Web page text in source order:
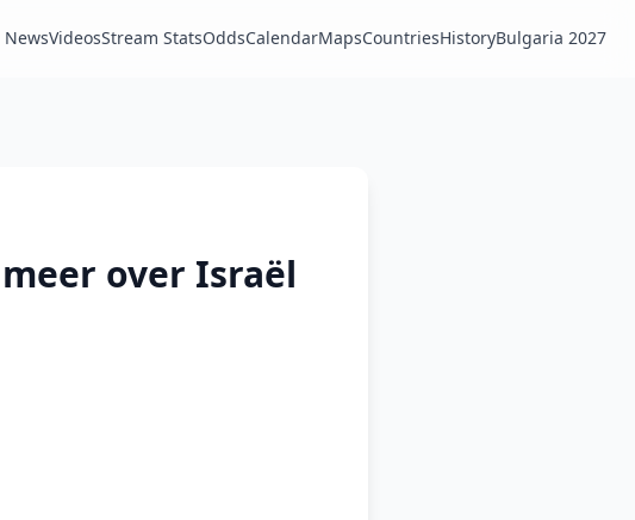
NewsVideosStream StatsOddsCalendarMapsCountriesHistoryBulgaria 2027
over Israël